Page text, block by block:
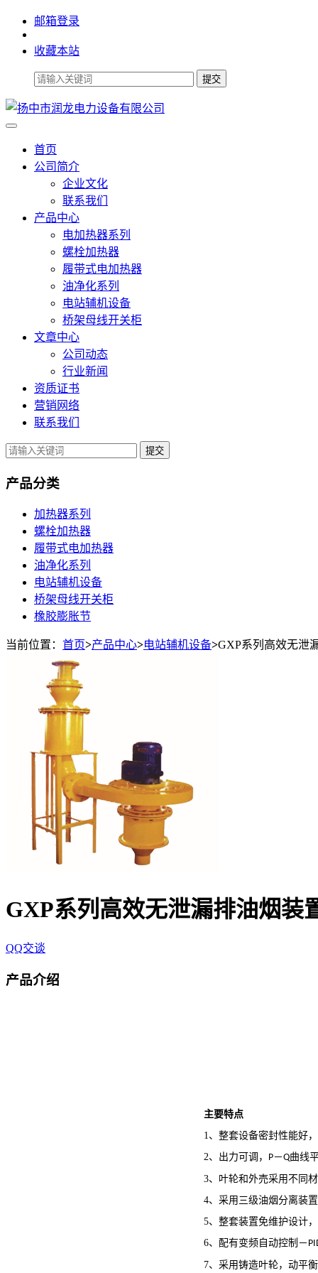
邮箱登录
收藏本站
首页
公司简介
企业文化
联系我们
产品中心
电加热器系列
螺栓加热器
履带式电加热器
油净化系列
电站辅机设备
桥架母线开关柜
文章中心
公司动态
行业新闻
资质证书
营销网络
联系我们
提交
产品分类
加热器系列
螺栓加热器
履带式电加热器
油净化系列
电站辅机设备
桥架母线开关柜
橡胶膨胀节
当前位置： 首页>产品中心>电站辅机设备>GXP系列高效无泄
GXP系列高效无泄漏排油烟装
QQ交谈
产品介绍
主要特点
1 、整套设备密封性能好
2、出力可调， P－Q曲线
3、叶轮和外売采用不同
4、采用三级油烟分离装
5、整套装置免维护设计
6、配有变频自动控制－
7、采用铸造叶轮，动平